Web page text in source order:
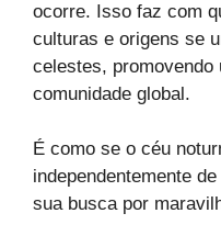
ocorre. Isso faz com
culturas e origens se
celestes, promovendo
comunidade global.
É como se o céu
independentemente
sua busca por